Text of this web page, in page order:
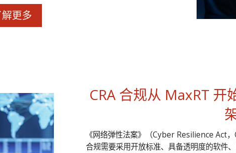
解更多
CRA 合规从 MaxRT
《网络弹性法案》（Cyber Resilience Act
合规需要采用开放标准、具备透明度的软件